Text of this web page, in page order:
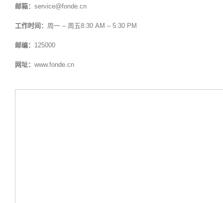
邮箱： service@fonde.cn
工作时间： 周一 – 周五8:30 AM – 5:30 PM
邮编： 125000
网址： www.fonde.cn